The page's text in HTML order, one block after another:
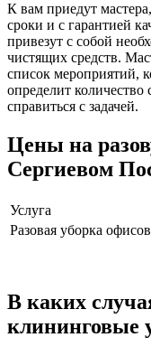
К вам приедут
сроки и с гарантией
привезут с собой
чистящих средств.
список мероприятий,
определит количество
справиться с задачей.
Цены на
Сергиевом
Услуга
Разовая уборка офисов
В каких
клининговые